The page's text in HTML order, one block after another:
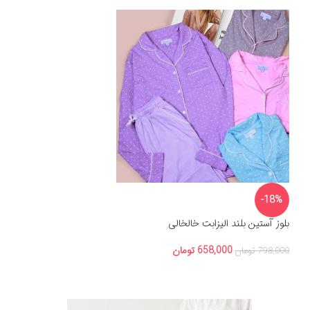
-18%
بلوز آستین بلند الیزابت خالخالی
798,000 تومان 658,000 تومان